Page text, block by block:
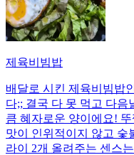
제육비빔밥
배달로 시킨 제육비빔밥
다;; 결국 다 못 먹고 다
큼 혜자로운 양이에요!
맛이 인위적이지 않고 숯
라이 2개 올려주는 센스